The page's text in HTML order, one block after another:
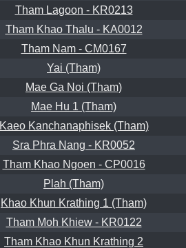
Tham Lagoon - KR0213
Tham Khao Thalu - KA0012
Tham Nam - CM0167
Yai (Tham)
Mae Ga Noi (Tham)
Mae Hu 1 (Tham)
Kaeo Kanchanaphisek (Tham)
Sra Phra Nang - KR0052
Tham Khao Ngoen - CP0016
Plah (Tham)
Khao Khun Krathing 1 (Tham)
Tham Moh Khiew - KR0122
Tham Khao Khun Krathing 2